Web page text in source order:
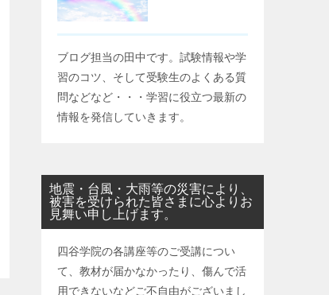
ブログ担当の田中です。試験情報や学
習のコツ、そして受験生のよくある質
問などなど・・・学習に役立つ最新の
情報を発信していきます。
地震・台風・大雨等の災害により、
被害を受けられた皆さまに心よりお
見舞い申し上げます。
四谷学院の各講座等のご受講につい
て、教材が届かなかったり、傷んで活
用できないなどご不自由がございまし